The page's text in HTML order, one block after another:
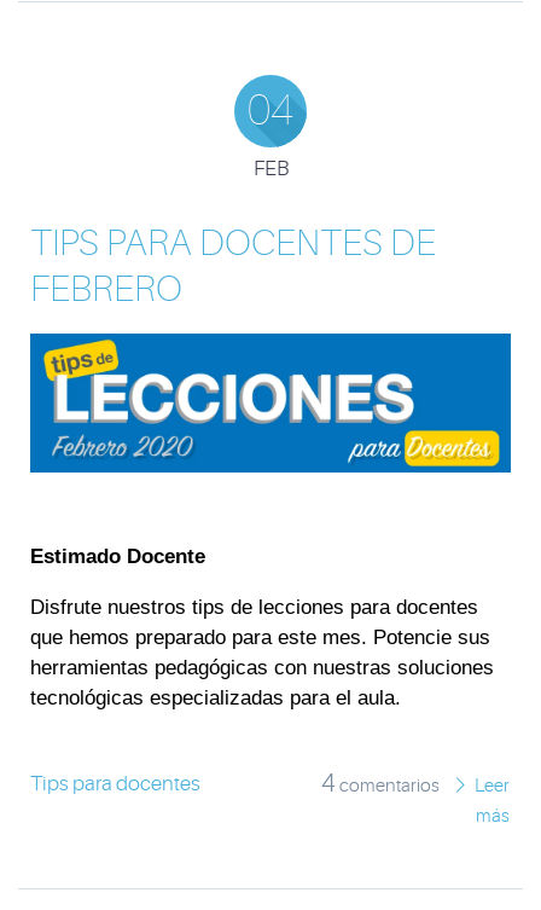
04
FEB
TIPS PARA DOCENTES DE
FEBRERO
Estimado Docente
Disfrute nuestros tips de lecciones para docentes
que hemos preparado para este mes. Potencie sus
herramientas pedagógicas con nuestras soluciones
tecnológicas especializadas para el aula.
Tips para docentes 4comentarios
Leer
más